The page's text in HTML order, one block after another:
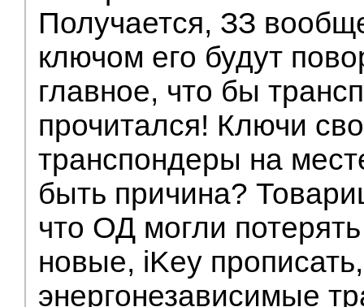
Получается, ЗЗ
ключом его будут
главное, что бы
прочитался! Ключи
транспондеры на
быть причина?
что ОД могли
новые, iKey
энергонезависимые